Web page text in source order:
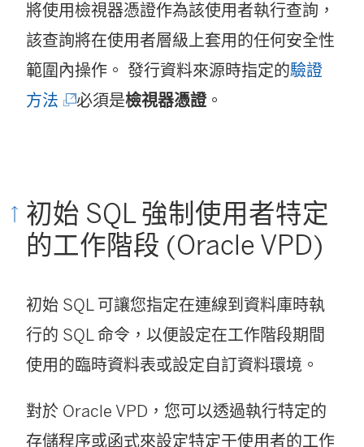
將使用檢視器憑證作為該使用者執行查詢，
該查詢將在使用者層級上套用的任何安全性
範圍內操作。 發行資料來源時指定的驗證
方法 (
新
視
開
啟
)
必須是檢視器憑證。
初始 SQL 強制使用者特定
的工作階段 (Oracle VPD)
初始 SQL 可讓您指定在連線到資料庫時執
行的 SQL 命令，以便設定在工作階段期間
使用的臨時資料表或設定自訂資料環境。
對於 Oracle VPD，您可以透過執行特定的
存儲程序或函式來設定特定于使用者的工作